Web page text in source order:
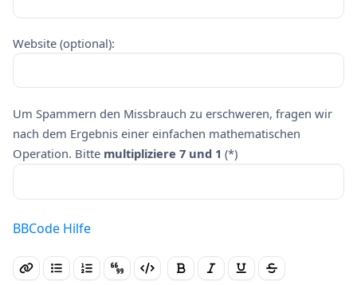
Website (optional):
Um Spammern den Missbrauch zu erschweren, fragen wir
nach dem Ergebnis einer einfachen mathematischen
Operation. Bitte multipliziere 7 und 1 (*)
BBCode Hilfe